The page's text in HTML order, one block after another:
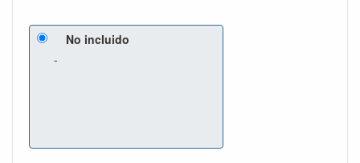
No incluido
-